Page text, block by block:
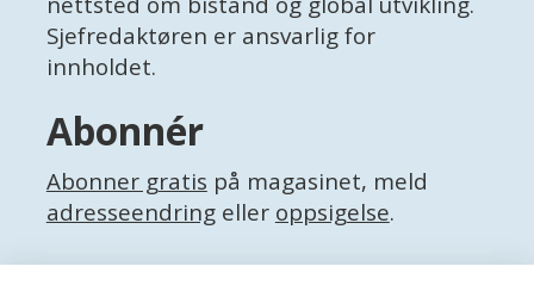
Sjefredaktøren er ansvarlig for
innholdet.
Abonnér
Abonner gratis på magasinet, meld
adresseendringeller oppsigelse.
Facebook